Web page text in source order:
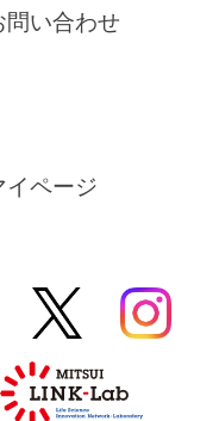
問い合わせ
イページ